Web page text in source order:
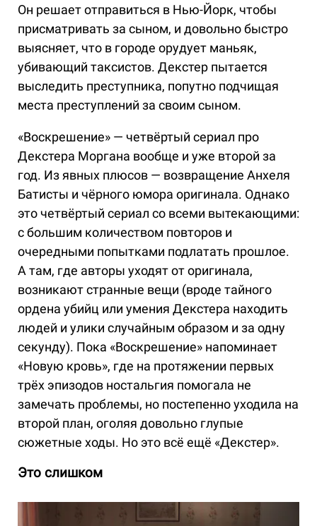
Он решает отправиться в Нью-Йорк, чтобы
присматривать за сыном, и довольно быстро
выясняет, что в городе орудует маньяк,
убивающий таксистов. Декстер пытается
выследить преступника, попутно подчищая
места преступлений за своим сыном.
«Воскрешение» — четвёртый сериал про
Декстера Моргана вообще и уже второй за
год. Из явных плюсов — возвращение Анхеля
Батисты и чёрного юмора оригинала. Однако
это четвёртый сериал со всеми вытекающими:
с большим количеством повторов и
очередными попытками подлатать прошлое.
А там, где авторы уходят от оригинала,
возникают странные вещи (вроде тайного
ордена убийц или умения Декстера находить
людей и улики случайным образом и за одну
секунду). Пока «Воскрешение» напоминает
«Новую кровь», где на протяжении первых
трёх эпизодов ностальгия помогала не
замечать проблемы, но постепенно уходила на
второй план, оголяя довольно глупые
сюжетные ходы. Но это всё ещё «Декстер».
Это слишком